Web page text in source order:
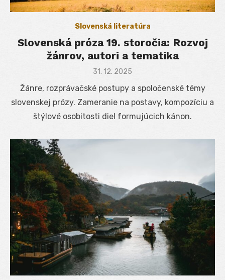
Slovenská literatúra
Slovenská próza 19. storočia: Rozvoj
žánrov, autori a tematika
Posted
31. 12. 2025
Žánre, rozprávačské postupy a spoločenské témy
slovenskej prózy. Zameranie na postavy, kompozíciu a
štýlové osobitosti diel formujúcich kánon.